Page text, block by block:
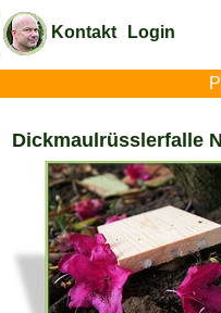
Kontakt Login
Dickmaulrüsslerfalle